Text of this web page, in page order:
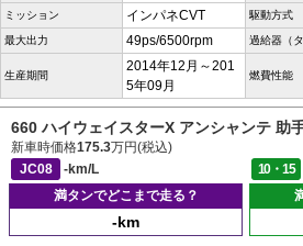
ミッション インパネCVT 駆動方式
最大出力 49ps/6500rpm 過給器（タ
生産期間
2014年12月～201
5年09月
燃費性能
660 ハイウェイスターX アンシャンテ 助
新車時価格175.3万円(税込)
JC08
-km/L 10・15
満タンでどこまで走る？
-km